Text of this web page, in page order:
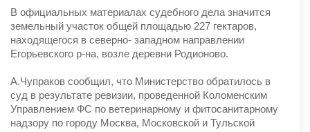
В официальных материалах судебного дела значится
земельный участок общей площадью 227 гектаров,
находящегося в северно- западном направлении
Егорьевского р-на, возле деревни Родионово.
А.Чупраков сообщил, что Министерство обратилось в
суд в результате ревизии, проведенной Коломенским
Управлением ФС по ветеринарному и фитосанитарному
надзору по городу Москва, Московской и Тульской